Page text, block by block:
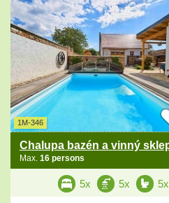
1M-346
Chalupa bazén a vinný
Max. 16 persons
5x 5x 5x